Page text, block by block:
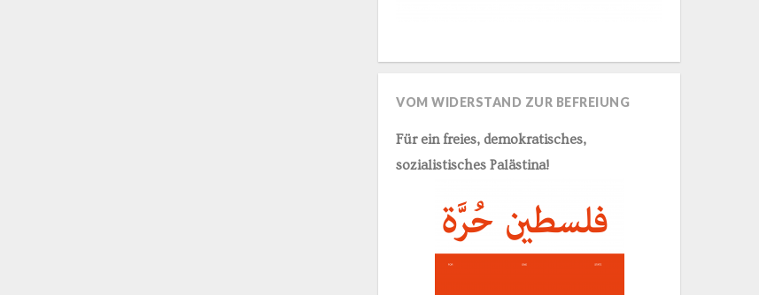
VOM WIDERSTAND ZUR BEFREIUNG
Für ein freies, demokratisches,
sozialistisches Palästina!